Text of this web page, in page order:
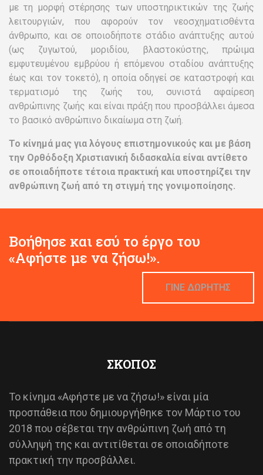
με τη μορφή στέρησης των υποστηρικτικών της ζωής
λειτουργιών, που αφορούν τον νεοσχηματισθέντα
άνθρωπο, και σε οποιοδήποτε στάδιο ανάπτυξης αυτού
(ως ζυγωτού, μοριδίου, βλαστοκύστης, πρώιμα
εμφυτευμένου εμβρύου ή επόμενου σταδίου ανάπτυξης
έως και τον τοκετό), η οποία οδηγεί σε καταστροφή και
τερματισμό της ζωής του, συνιστά αφαίρεση
ανθρώπινης ζωής και είναι πράξη που προσβάλλει άμεσα
το βασικό ανθρώπινο δικαίωμα στη ζωή.
Το κίνημά μας για λόγους επιστημονικούς και με βάση
την Ορθόδοξη Χριστιανική διδασκαλία είναι αντίθετο
σε οποιαδήποτε τέτοια πρακτική και υποστηρίζει την
ανθρώπινη ζωή από τη στιγμή της γονιμοποίησης.
Βοήθησε και εσύ το έργο του
«Αφήστε με να ζήσω!».
ΓΙΝΕ ΔΩΡΗΤΗΣ
ΣΚΟΠΟΣ
Το κίνημα «Αφήστε με να ζήσω!» είναι μία
προσπάθεια που δημιουργήθηκε τον Μάρτιο του
2018 που σέβεται την ανθρώπινη ζωή από τη
σύλληψή της και αντιτίθεται σε οποιαδήποτε
πρακτική την προσβάλλει.